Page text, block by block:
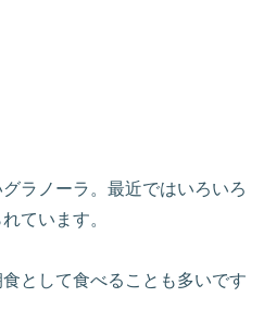
ラノーラ。最近ではいろいろ
ています。
として食べることも多いです